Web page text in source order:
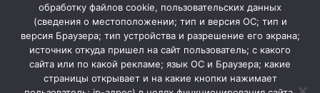
обработку файлов cookie, пользовательских данных
(сведения о местоположении; тип и версия ОС; тип и
версия Браузера; тип устройства и разрешение его экрана;
источник откуда пришел на сайт пользователь; с какого
сайта или по какой рекламе; язык ОС и Браузера; какие
страницы открывает и на какие кнопки нажимает